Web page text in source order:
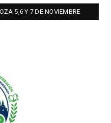
5,6 Y 7 DE NOVIEMBRE